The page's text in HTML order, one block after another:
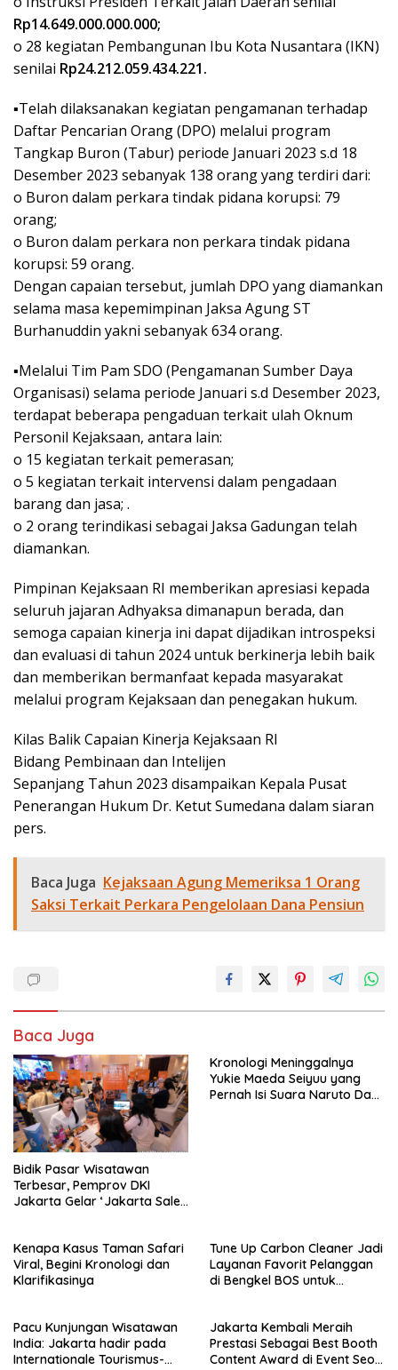
Rp14.649.000.000.000;
o 28 kegiatan Pembangunan Ibu Kota Nusantara (IKN)
senilai Rp24.212.059.434.221.
▪︎Telah dilaksanakan kegiatan pengamanan terhadap
Daftar Pencarian Orang (DPO) melalui program
Tangkap Buron (Tabur) periode Januari 2023 s.d 18
Desember 2023 sebanyak 138 orang yang terdiri dari:
o Buron dalam perkara tindak pidana korupsi: 79
orang;
o Buron dalam perkara non perkara tindak pidana
korupsi: 59 orang.
Dengan capaian tersebut, jumlah DPO yang diamankan
selama masa kepemimpinan Jaksa Agung ST
Burhanuddin yakni sebanyak 634 orang.
▪︎Melalui Tim Pam SDO (Pengamanan Sumber Daya
Organisasi) selama periode Januari s.d Desember 2023,
terdapat beberapa pengaduan terkait ulah Oknum
Personil Kejaksaan, antara lain:
o 15 kegiatan terkait pemerasan;
o 5 kegiatan terkait intervensi dalam pengadaan
barang dan jasa; .
o 2 orang terindikasi sebagai Jaksa Gadungan telah
diamankan.
Pimpinan Kejaksaan RI memberikan apresiasi kepada
seluruh jajaran Adhyaksa dimanapun berada, dan
semoga capaian kinerja ini dapat dijadikan introspeksi
dan evaluasi di tahun 2024 untuk berkinerja lebih baik
dan memberikan bermanfaat kepada masyarakat
melalui program Kejaksaan dan penegakan hukum.
Kilas Balik Capaian Kinerja Kejaksaan RI
Bidang Pembinaan dan Intelijen
Sepanjang Tahun 2023 disampaikan Kepala Pusat
Penerangan Hukum Dr. Ketut Sumedana dalam siaran
pers.
Baca Juga Kejaksaan Agung Memeriksa 1 Orang
Saksi Terkait Perkara Pengelolaan Dana Pensiun
Baca Juga
Bidik Pasar Wisatawan
Terbesar, Pemprov DKI
Jakarta Gelar ‘Jakarta Sales
Kronologi Meninggalnya
Yukie Maeda Seiyuu yang
Pernah Isi Suara Naruto Dan
Kenapa Kasus Taman Safari
Viral, Begini Kronologi dan
Klarifikasinya
Tune Up Carbon Cleaner Jadi
Layanan Favorit Pelanggan
di Bengkel BOS untuk
Pacu Kunjungan Wisatawan
India: Jakarta hadir pada
Internationale Tourismus-
Jakarta Kembali Meraih
Prestasi Sebagai Best Booth
Content Award di Event Seoul